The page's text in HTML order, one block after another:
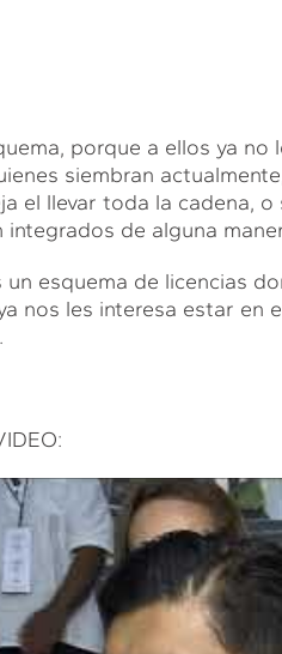
porque a ellos ya
siembran
el llevar toda la cadena,
de alguna
esquema de licencias
nos les interesa estar en